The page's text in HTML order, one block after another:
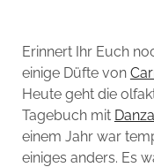
ARTIKEL-ARCHIV
ONLINE-SHOP
DAS ALZD-TEAM
Erinnert Ihr Euch
einige Düfte von
Heute geht die
Tagebuch mit
einem Jahr war
einiges anders. Es